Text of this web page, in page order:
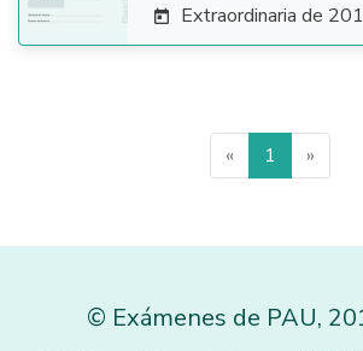
 Extraordinaria de
« 1 »
© Exámenes de PAU,